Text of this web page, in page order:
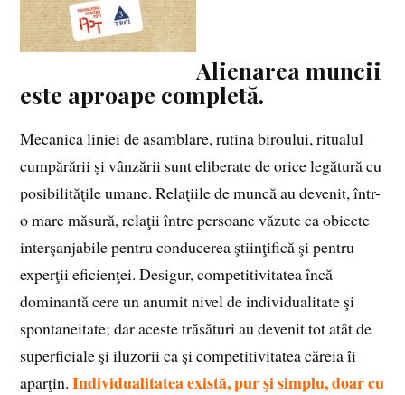
Alienarea muncii
este aproape completă.
Mecanica liniei de asamblare, rutina biroului, ritualul
cumpărării şi vânzării sunt eliberate de orice legătură cu
posibilităţile umane. Relaţiile de muncă au devenit, într-
o mare măsură, relaţii între persoane văzute ca obiecte
interşanjabile pentru conducerea ştiinţifică şi pentru
experţii eficienţei. Desigur, competitivitatea încă
dominantă cere un anumit nivel de individualitate şi
spontaneitate; dar aceste trăsături au devenit tot atât de
superficiale şi iluzorii ca şi competitivitatea căreia îi
aparţin.Individualitatea există, pur şi simplu, doar cu